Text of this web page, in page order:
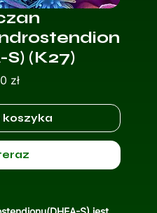
S) (K27)
złCena
koszyka